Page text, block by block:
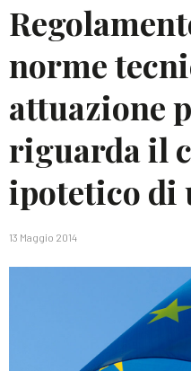
norme
attuazione
riguarda il
ipotetico di
13 Maggio 2014